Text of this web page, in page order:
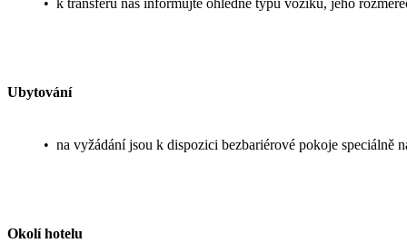
Ubytování
• na vyžádání jsou k dispozici bezbariérové pokoje speciálně
Okolí hotelu